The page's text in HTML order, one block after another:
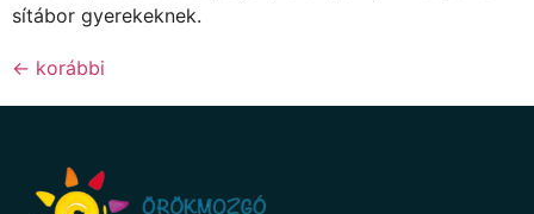
sítábor gyerekeknek.
← korábbi